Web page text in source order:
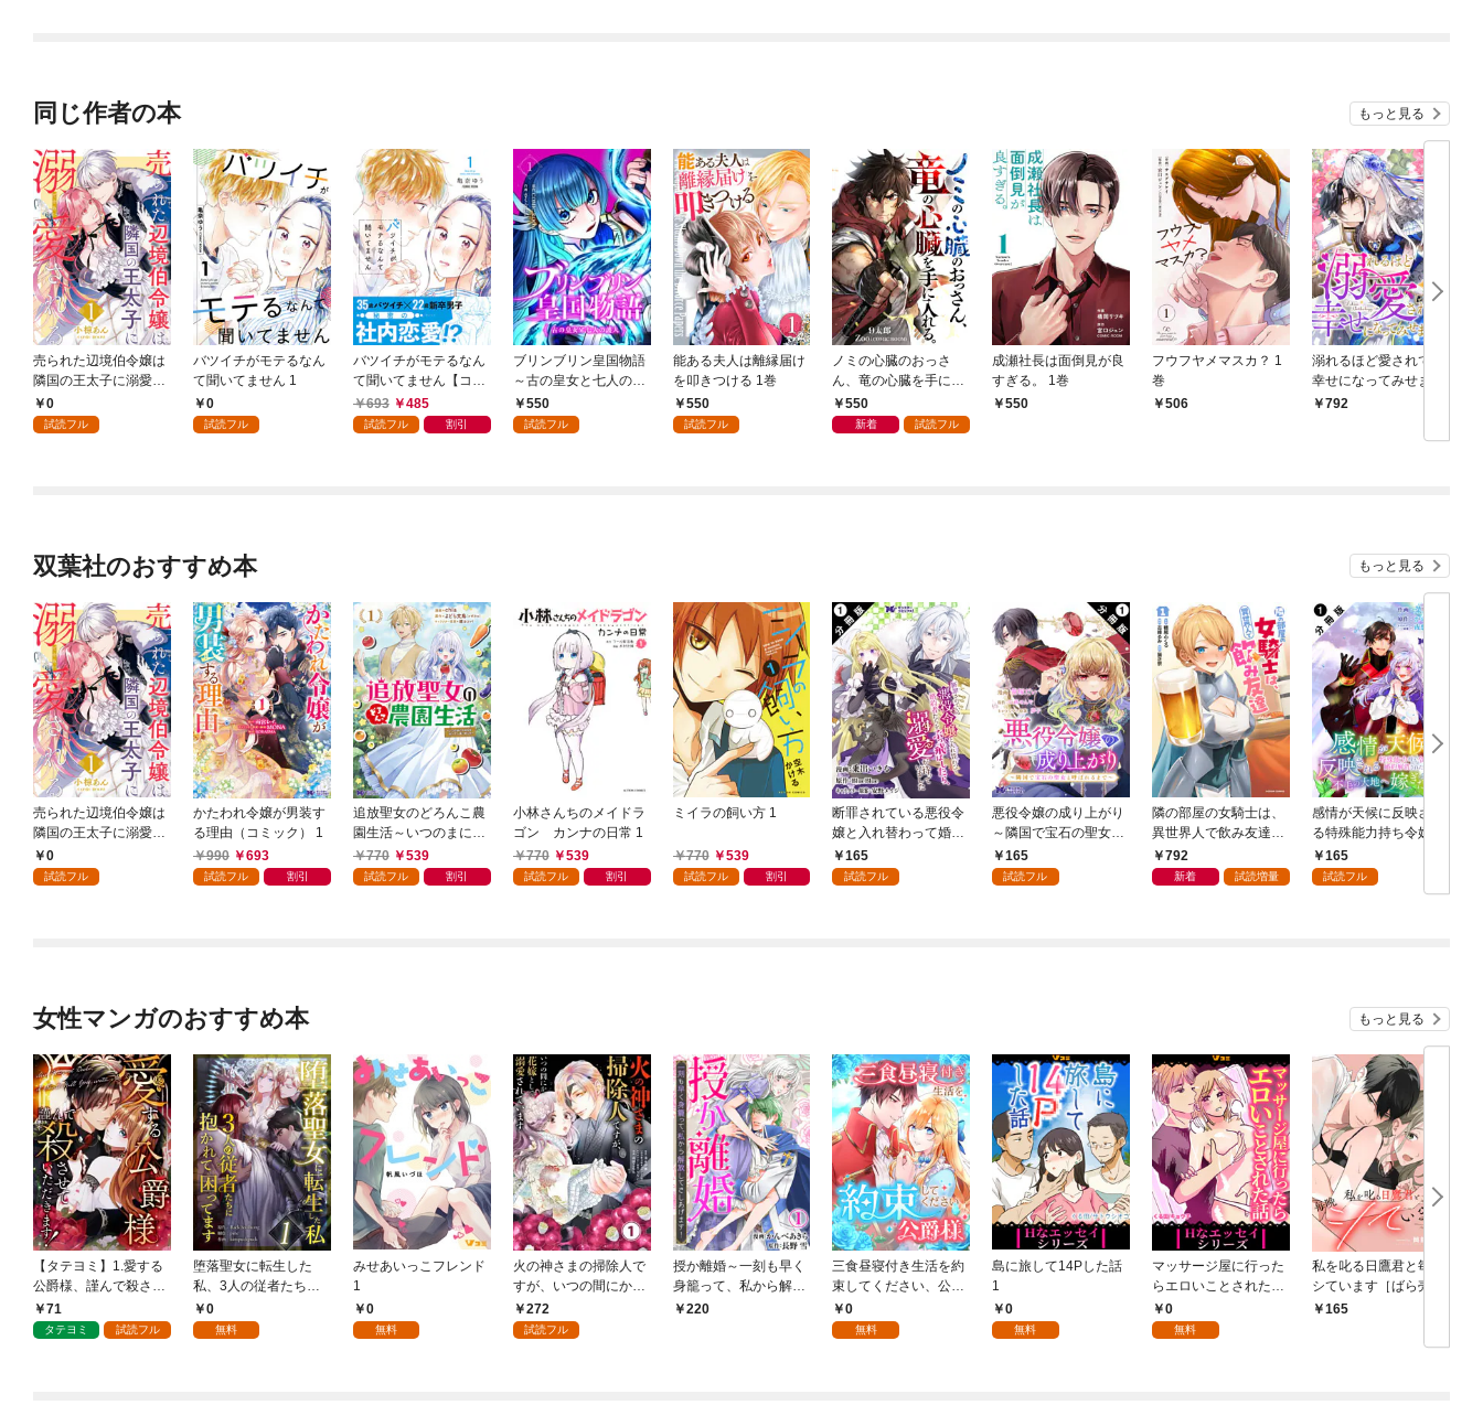
同じ作者の本 もっと見る
売られた辺境伯令嬢は
隣国の王太子に溺愛さ
れる 1
0
試読フル
バツイチがモテるなん
て聞いてません 1
0
試読フル
バツイチがモテるなん
て聞いてません【コミ
ックス版】 1
693 485
試読フル 割引
ブリンブリン皇国物語
～古の皇女と七人の護
人～ 1巻
550
試読フル
能ある夫人は離縁届け
を叩きつける 1巻
550
試読フル
ノミの心臓のおっさ
ん、竜の心臓を手に入
れる。 1巻
550
新着 試読フル
成瀬社長は面倒見が良
すぎる。 1巻
550
フウフヤメマスカ？ 1
巻
506
溺れるほど愛されて、
幸せになってみせます
わ！アンソロジーコミ
792
双葉社のおすすめ本 もっと見る
売られた辺境伯令嬢は
隣国の王太子に溺愛さ
れる 1
0
試読フル
かたわれ令嬢が男装す
る理由（コミック） 1
990
693
試読フル 割引
追放聖女のどろんこ農
園生活～いつのまにか
隣国を救ってしまいま
した～（コミック） 1
770 539
試読フル 割引
小林さんちのメイドラ
ゴン カンナの日常 1
770
539
試読フル 割引
ミイラの飼い方 1
770 539
試読フル 割引
断罪されている悪役令
嬢と入れ替わって婚約
者たちをぶっ飛ばした
ら、溺愛が待っていま
165
試読フル
悪役令嬢の成り上がり
～隣国で宝石の聖女と
呼ばれるまで～（コミ
ック） 分冊版 1
165
試読フル
隣の部屋の女騎士は、
異世界人で飲み友達
（コミック） 1
792
新着 試読増量
感情が天候に反映され
る特殊能力持ち令嬢は
婚約解消されたので不
毛の大地へ嫁ぎたい
（コミック） 分冊版 1
165
試読フル
女性マンガのおすすめ本 もっと見る
【タテヨミ】1.愛する
公爵様、謹んで殺させ
ていただきます！
71
タテヨミ 試読フル
堕落聖女に転生した
私、3人の従者たちに
抱かれて困ってます 第
1話
0
無料
みせあいっこフレンド
1
0
無料
火の神さまの掃除人で
すが、いつの間にか花
嫁として溺愛されてい
ます【単話】（１）
272
試読フル
授か離婚～一刻も早く
身籠って、私から解放
してさしあげます！1
220
三食昼寝付き生活を約
束してください、公爵
様 1話
0
無料
島に旅して14Pした話
1
0
無料
マッサージ屋に行った
らエロいことされた話
1 0
無料
私を叱る日鷹君と毎晩
シています［ばら売
り］ 第1話
165